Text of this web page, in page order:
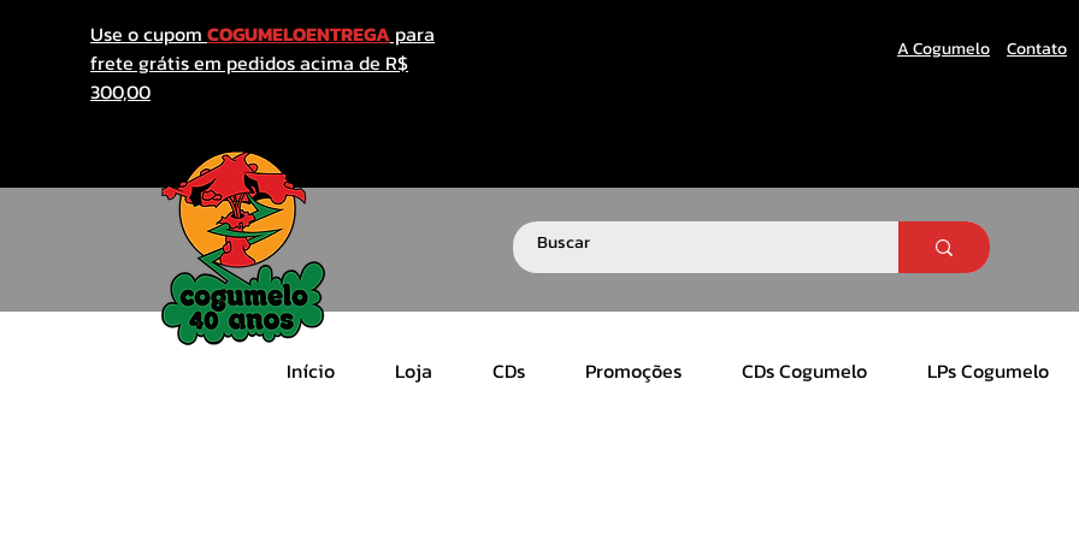
Use o cupom COGUMELOENTREGA para
frete grátis em pedidos acima de R$
300,00
A Cogumelo Contato
Início Loja CDs Promoções CDs Cogumelo LPs Cogumelo